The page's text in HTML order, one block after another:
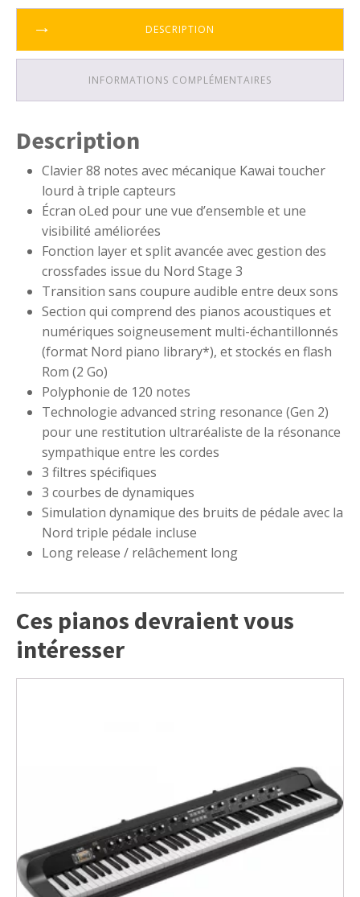
DESCRIPTION
INFORMATIONS COMPLÉMENTAIRES
Description
Clavier 88 notes avec mécanique Kawai toucher
lourd à triple capteurs
Écran oLed pour une vue d’ensemble et une
visibilité améliorées
Fonction layer et split avancée avec gestion des
crossfades issue du Nord Stage 3
Transition sans coupure audible entre deux sons
Section qui comprend des pianos acoustiques et
numériques soigneusement multi-échantillonnés
(format Nord piano library*), et stockés en flash
Rom (2 Go)
Polyphonie de 120 notes
Technologie advanced string resonance (Gen 2)
pour une restitution ultraréaliste de la résonance
sympathique entre les cordes
3 filtres spécifiques
3 courbes de dynamiques
Simulation dynamique des bruits de pédale avec la
Nord triple pédale incluse
Long release / relâchement long
Ces pianos devraient vous
intéresser